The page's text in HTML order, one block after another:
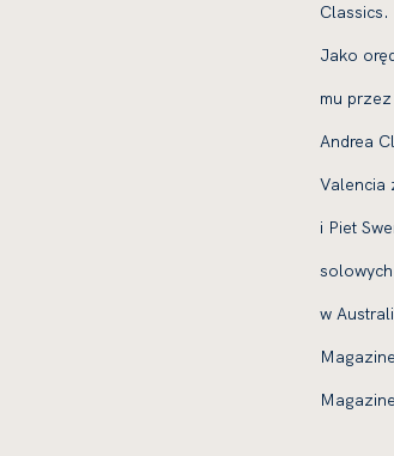
Classics.
Jako
mu
Andrea
Valencia
i Piet
w